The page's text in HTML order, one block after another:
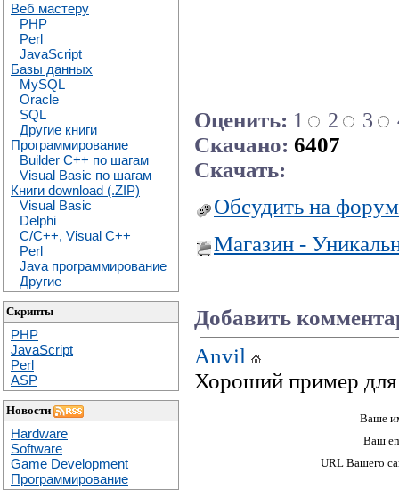
Веб мастеру
PHP
Perl
JavaScript
Базы данных
MySQL
Oracle
SQL
Другие книги
Программирование
Builder C++ по шагам
Visual Basic по шагам
Книги download (.ZIP)
Visual Basic
Delphi
C/C++, Visual C++
Perl
Java программирование
Другие
Скрипты
PHP
JavaScript
Perl
ASP
Новости
Hardware
Software
Game Development
Программирование
Оценить: 1 2 3
Скачано: 6407
Скачать:
Обсудить на
Магазин -
Добавить
Anvil
Хороший пример для
Ваше
Ваш
URL Вашего